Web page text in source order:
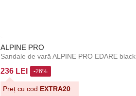
ALPINE PRO
Sandale de vară ALPINE PRO EDARE black
236 LEI -26%
Preț cu cod EXTRA20